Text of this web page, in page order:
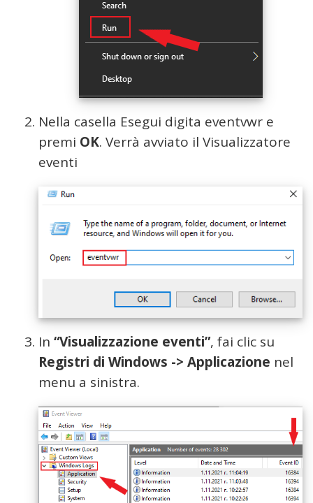
Nella casella Esegui digita eventvwr e
premi OK. Verrà avviato il Visualizzatore
eventi
In “Visualizzazione eventi”, fai clic su
Registri di Windows -> Applicazione nel
menu a sinistra.